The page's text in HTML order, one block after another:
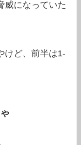
威になっていた
けど、前半は1-